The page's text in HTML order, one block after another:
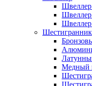
Швеллер
Шестигранник
Медный